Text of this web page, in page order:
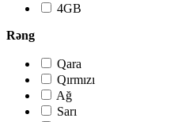
4GB
Rəng
Qara
Qırmızı
Ağ
Sarı